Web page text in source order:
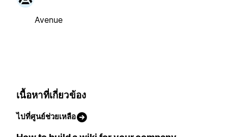
Avenue
เนื้อหาที่เกี่ยวข้อง
ไปที่ศูนย์ช่วยเหลือ